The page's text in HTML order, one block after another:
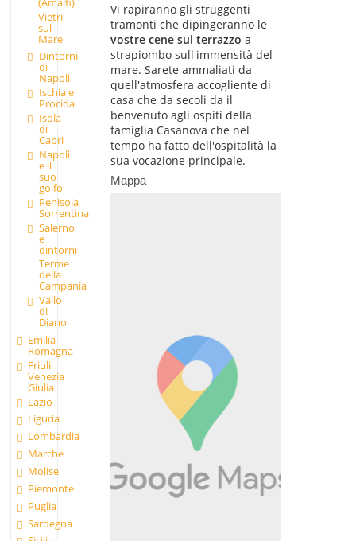
Vietri
sul
Mare
Dintorni
di
Napoli
Ischia e
Procida
Isola
di
Capri
Napoli
e il
suo
golfo
Penisola
Sorrentina
Salerno
e
dintorni
Terme
della
Campania
Vallo
di
Diano
Emilia
Romagna
Friuli
Venezia
Giulia
Lazio
Liguria
Lombardia
Marche
Molise
Piemonte
Puglia
Sardegna
Vi rapiranno gli struggenti
tramonti che dipingeranno le
vostre cene sul terrazzo a
strapiombo sull'immensità del
mare. Sarete ammaliati da
quell'atmosfera accogliente di
casa che da secoli da il
benvenuto agli ospiti della
famiglia Casanova che nel
tempo ha fatto dell'ospitalità la
sua vocazione principale.
Mappa